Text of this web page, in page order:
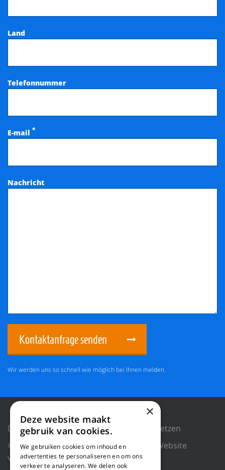
Land
Telefonnummer
E-mail *
Nachricht
Kontaktanfrage senden
Wir werden uns so schnell wie möglich bei Ihnen melden.
Datenschutzrichtlinie
Cookies zurücksetzen
© 2018 WILLEMS BALING EQUIPMENT |
Website
von Blue Dragon Digital Technology.
×
Deze website maakt
gebruik van cookies.
We gebruiken cookies om inhoud en
advertenties te personaliseren en om ons
verkeer te analyseren. We delen ook